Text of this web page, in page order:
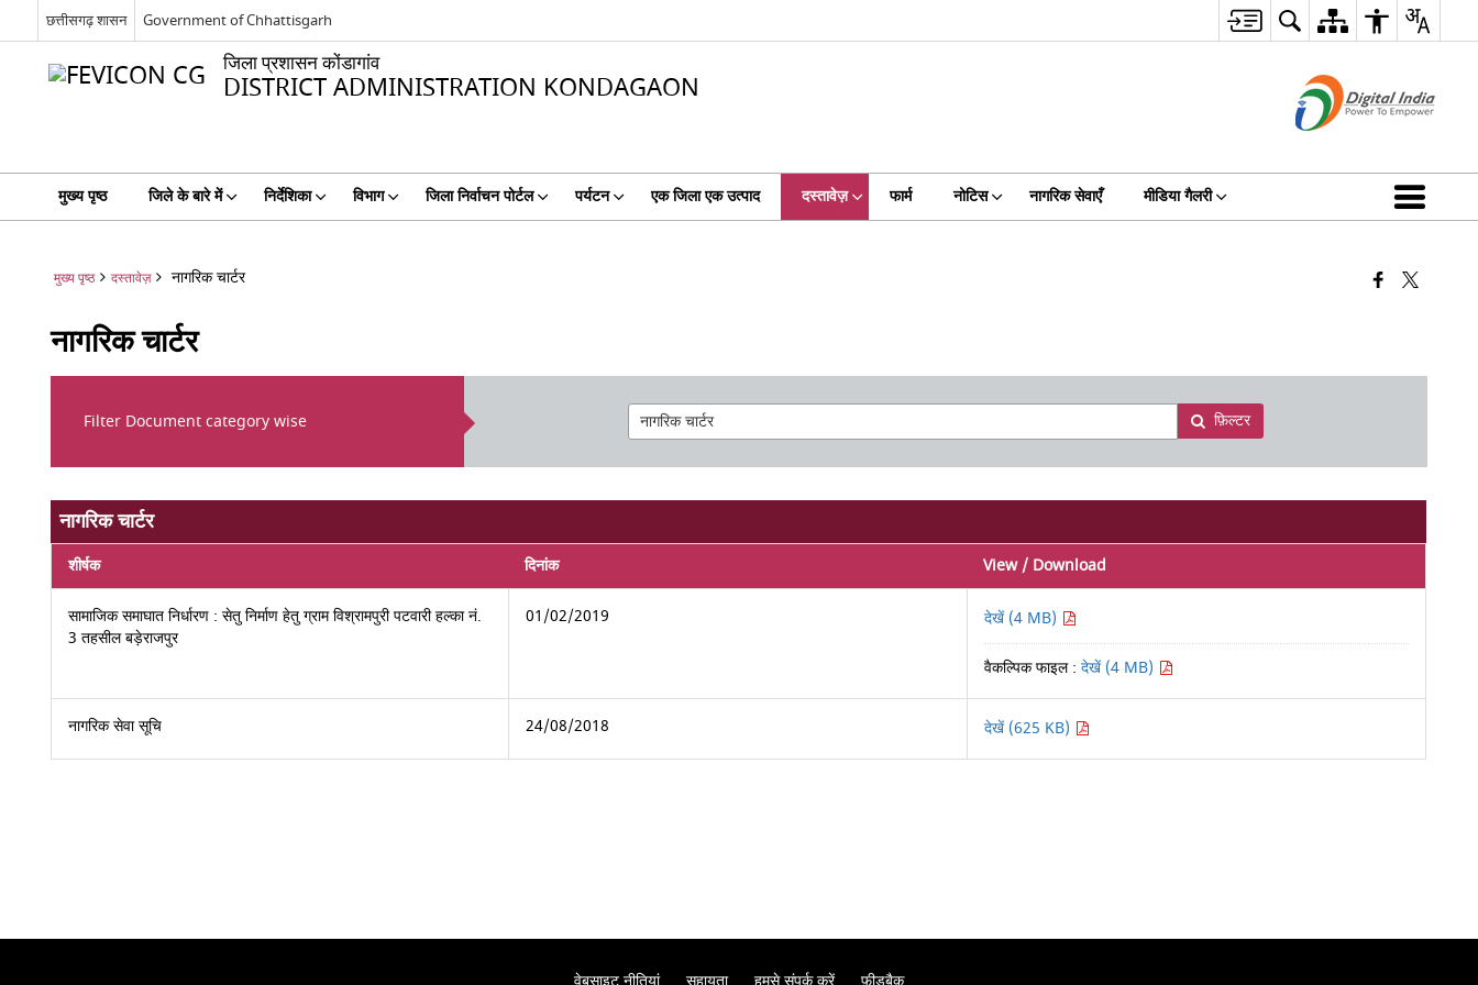
छत्तीसगढ़ शासन Government of Chhattisgarh
जिला प्रशासन कोंडागांव
DISTRICT ADMINISTRATION KONDAGAON
मुख्य पृष्ठ जिले के बारे में निर्देशिका विभाग जिला निर्वाचन पोर्टल पर्यटन एक जिला एक उत्पाद दस्तावेज़ फार्म नोटिस नागरिक सेवाएँ मीडिया गैलरी
मुख्य पृष्ठ दस्तावेज़ नागरिक चार्टर
नागरिक चार्टर
Filter Document category wise फ़िल्टर
नागरिक चार्टर
शीर्षक दिनांक View / Download
सामाजिक समाघात निर्धारण : सेतु निर्माण हेतु ग्राम विश्रामपुरी पटवारी हल्का नं.
3 तहसील बड़ेराजपुर
01/02/2019 देखें (4 MB)
वैकल्पिक फाइल : देखें (4 MB)
नागरिक सेवा सूचि 24/08/2018 देखें (625 KB)